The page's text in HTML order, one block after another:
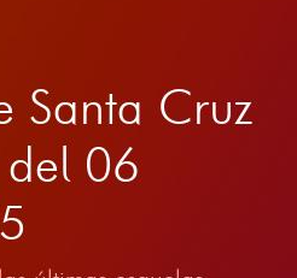
Santa Cruz
del 06